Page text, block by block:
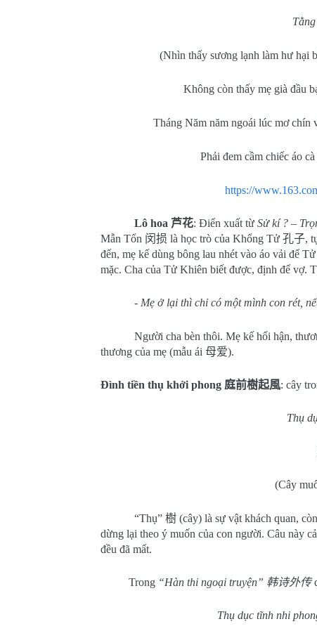
(Nhìn thấy sương lạnh làm hư hại
Không còn thấy mẹ già đầu
Tháng Năm năm ngoái lúc mơ chín
Phải đem cầm chiếc áo
https://
Lô hoa 芦花: Điển xuất từ Sử kí ? –
Mẫn Tổn 闵损 là học trò của Khổng Tử 孔子,
đến, mẹ kế dùng bông lau nhét vào áo vải để
mặc. Cha của Tử Khiên biết được, định để vợ.
- Mẹ ở lại thì chỉ có một mình con rét,
Người cha bèn thôi. Mẹ kế hối hận,
thương của mẹ (mẫu ái 母爱).
Đình tiền thụ khởi phong 庭前樹起風: cây
Thụ
(Cây
“Thụ” 樹 (cây) là sự vật khách quan,
dừng lại theo ý muốn của con người. Câu này
đều đã mất.
Trong “Hàn thi ngoại truyện” 韩诗外传
Thụ dục tĩnh nhi